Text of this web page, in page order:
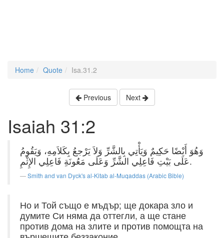
Home Quote Isa.31.2
Previous Next
Isaiah 31:2
وَهُوَ أَيْضًا حَكِيمٌ وَيَأْتِي بِالشَّرِّ وَلاَ يَرْجعُ بِكَلاَمِهِ، وَيَقُومُ
عَلَى بَيْتِ فَاعِلِي الشَّرِّ وَعَلَى مَعُونَةِ فَاعِلِي الإِثْمِ.
Smith and van Dyck's al-Kitab al-Muqaddas (Arabic Bible)
Но и Той също е мъдър; ще докара зло и
думите Си няма да оттегли, а ще стане
против дома на злите и против помощта на